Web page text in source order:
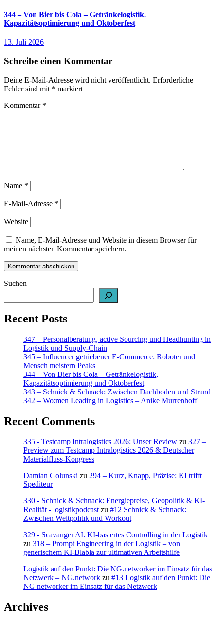
344 – Von Bier bis Cola – Getränkelogistik,
Kapazitätsoptimierung und Oktoberfest
13. Juli 2026
Schreibe einen Kommentar
Deine E-Mail-Adresse wird nicht veröffentlicht. Erforderliche
Felder sind mit * markiert
Kommentar *
Name *
E-Mail-Adresse *
Website
Name, E-Mail-Adresse und Website in diesem Browser für
meinen nächsten Kommentar speichern.
Suchen
Recent Posts
347 – Personalberatung, active Sourcing und Headhunting in
Logistik und Supply-Chain
345 – Influencer getriebener E-Commerce: Roboter und
Mensch meistern Peaks
344 – Von Bier bis Cola – Getränkelogistik,
Kapazitätsoptimierung und Oktoberfest
343 – Schnick & Schnack: Zwischen Dachboden und Strand
342 – Wo:men Leading in Logistics – Anike Murrenhoff
Recent Comments
335 - Testcamp Intralogistics 2026: Unser Review zu 327 –
Preview zum Testcamp Intralogistics 2026 & Deutscher
Materialfluss-Kongress
Damian Golunski zu 294 – Kurz, Knapp, Präzise: KI trifft
Spediteur
330 - Schnick & Schnack: Energiepreise, Geopolitik & KI-
Realität - logistikpodcastzu #12 Schnick & Schnack:
Zwischen Weltpolitik und Workout
329 - Scavanger AI: KI-basiertes Controlling in der Logistik
zu 318 – Prompt Engineering in der Logistik – von
generischem KI-Blabla zur ultimativen Arbeitshilfe
Logistik auf den Punkt: Die NG.networker im Einsatz für das
Netzwerk – NG.network zu #13 Logistik auf den Punkt: Die
NG.networker im Einsatz für das Netzwerk
Archives